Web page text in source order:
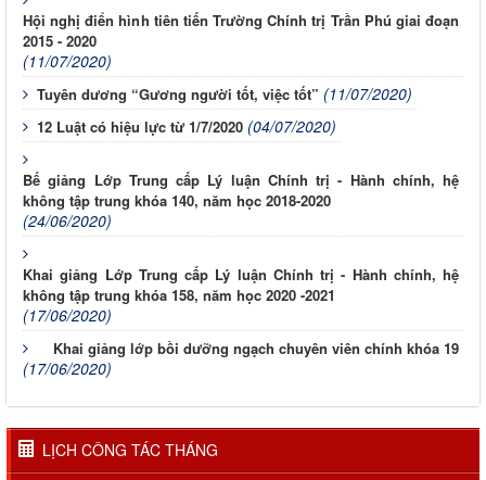
Hội nghị điển hình tiên tiến Trường Chính trị Trần Phú giai đoạn
2015 - 2020
(11/07/2020)
Tuyên dương “Gương người tốt, việc tốt” (11/07/2020)
12 Luật có hiệu lực từ 1/7/2020 (04/07/2020)
Bế giảng Lớp Trung cấp Lý luận Chính trị - Hành chính, hệ
không tập trung khóa 140, năm học 2018-2020
(24/06/2020)
Khai giảng Lớp Trung cấp Lý luận Chính trị - Hành chính, hệ
không tập trung khóa 158, năm học 2020 -2021
(17/06/2020)
Khai giảng lớp bồi dưỡng ngạch chuyên viên chính khóa 19
(17/06/2020)
LỊCH CÔNG TÁC THÁNG